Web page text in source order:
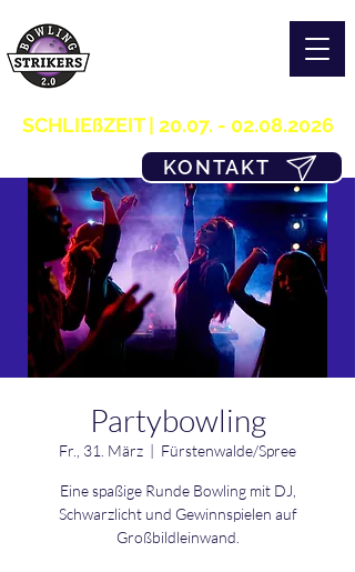
SCHLIEßZEIT | 20.07. - 02.08.2026
KONTAKT
Partybowling
Fr., 31. März
  |
Fürstenwalde/Spree
Eine spaßige Runde Bowling mit DJ,
Schwarzlicht und Gewinnspielen auf
Großbildleinwand.